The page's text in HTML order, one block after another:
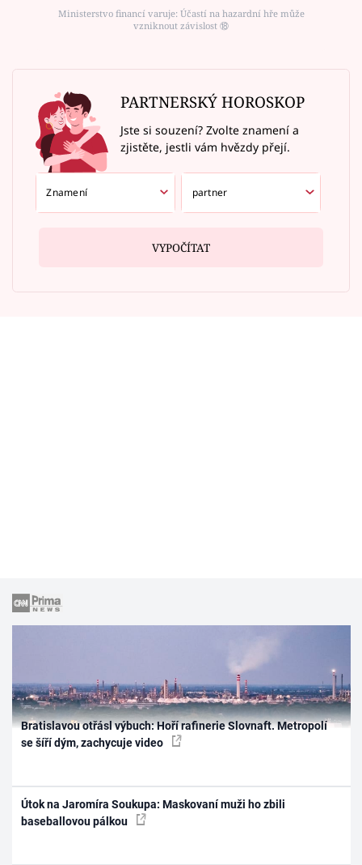
Ministerstvo financí varuje: Účastí na hazardní hře může
vzniknout závislost ⑱
PARTNERSKÝ HOROSKOP
Jste si souzení? Zvolte znamení a
zjistěte, jestli vám hvězdy přejí.
VYPOČÍTAT
Bratislavou otřásl výbuch: Hoří rafinerie Slovnaft. Metropolí
se šíří dým, zachycuje video
Útok na Jaromíra Soukupa: Maskovaní muži ho zbili
baseballovou pálkou